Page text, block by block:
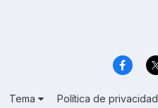
Tema Política de privacidad